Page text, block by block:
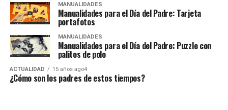
MANUALIDADES
Manualidades para el Día del Padre: Tarjeta
portafotos
MANUALIDADES
Manualidades para el Día del Padre: Puzzle con
palitos de polo
ACTUALIDAD 15 años ago4
¿Cómo son los padres de estos tiempos?